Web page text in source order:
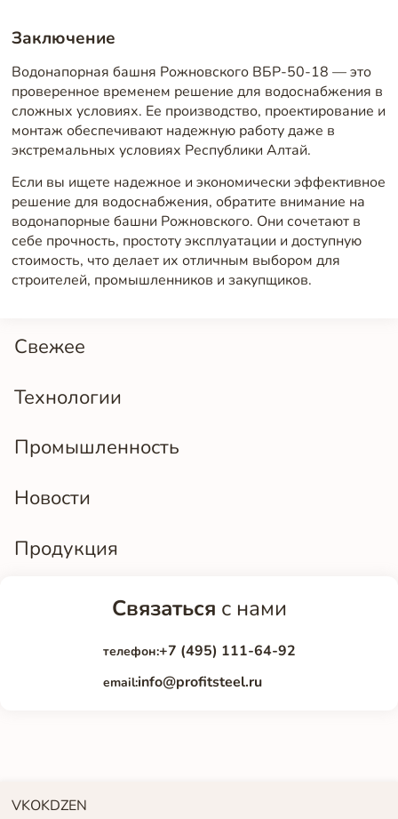
Свежее
Технологии
Промышленность
Новости
Продукция
Заключение
Водонапорная башня Рожновского ВБР-50-18 — это
проверенное временем решение для водоснабжения в
сложных условиях. Ее производство, проектирование и
монтаж обеспечивают надежную работу даже в
экстремальных условиях Республики Алтай.
Если вы ищете надежное и экономически эффективное
решение для водоснабжения, обратите внимание на
водонапорные башни Рожновского. Они сочетают в
себе прочность, простоту эксплуатации и доступную
стоимость, что делает их отличным выбором для
строителей, промышленников и закупщиков.
Связаться с нами
телефон:+7 (495) 111-64-92
email:info@profitsteel.ru
VKOKDZEN